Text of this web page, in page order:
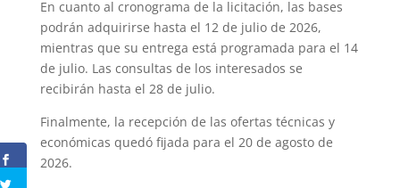
En cuanto al cronograma de la licitación, las bases
podrán adquirirse hasta el 12 de julio de 2026,
mientras que su entrega está programada para el 14
de julio. Las consultas de los interesados se
recibirán hasta el 28 de julio.
Finalmente, la recepción de las ofertas técnicas y
económicas quedó fijada para el 20 de agosto de
2026.